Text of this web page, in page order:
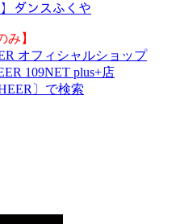
ダンスふくや
み】
オフィシャルショップ
109NET plus+店
〕で検索